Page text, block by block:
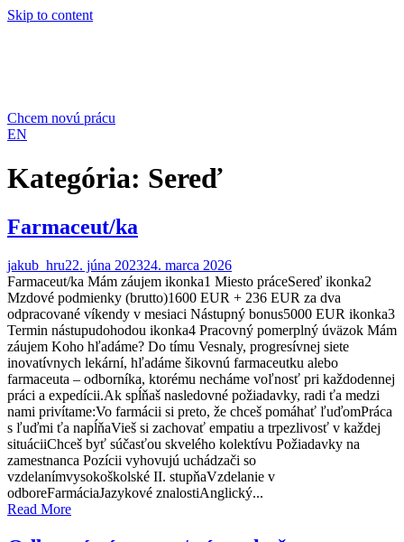
Skip to content
Chcem novú prácu
EN
Kategória: Sereď
Farmaceut/ka
jakub_hru22. júna 202324. marca 2026
Farmaceut/ka Mám záujem ikonka1 Miesto práceSereď ikonka2
Mzdové podmienky (brutto)1600 EUR + 236 EUR za dva
odpracované víkendy v mesiaci Nástupný bonus5000 EUR ikonka3
Termin nástupudohodou ikonka4 Pracovný pomerplný úväzok Mám
záujem Koho hľadáme? Do tímu Vesnaly, progresívnej siete
inovatívnych lekární, hľadáme šikovnú farmaceutku alebo
farmaceuta – odborníka, ktorému necháme voľnosť pri každodennej
práci a expedícii.Ak spĺňaš nasledovné požiadavky, radi ťa medzi
nami privítame:Vo farmácii si preto, že chceš pomáhať ľuďomPráca
s ľuďmi ťa napĺňaVieš si zachovať empatiu a trpezlivosť v každej
situáciiChceš byť súčasťou skvelého kolektívu Požiadavky na
zamestnanca Pozícii vyhovujú uchádzači so
vzdelanímvysokoškolské II. stupňaVzdelanie v
odboreFarmáciaJazykové znalostiAnglický...
Read More